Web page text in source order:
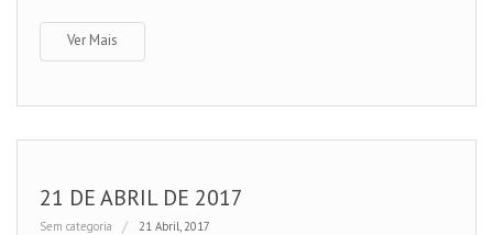
Ver Mais
21 DE ABRIL DE 2017
Sem categoria 21 Abril, 2017